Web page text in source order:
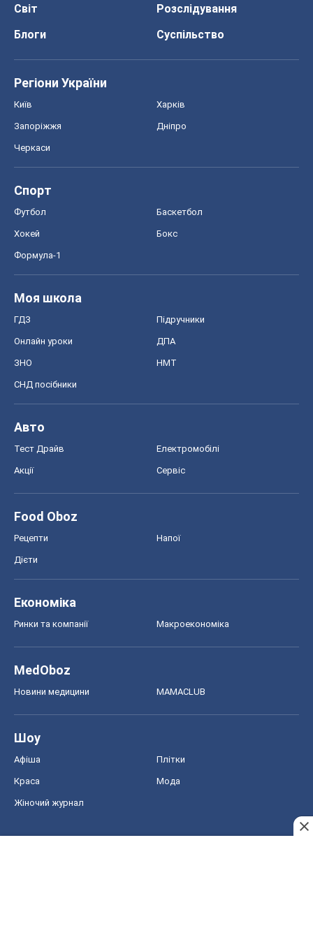
Світ
Розслідування
Блоги
Суспільство
Регіони України
Київ Харків
Запоріжжя Дніпро
Черкаси
Спорт
Футбол Баскетбол
Хокей Бокс
Формула-1
Моя школа
ГДЗ Підручники
Онлайн уроки ДПА
ЗНО НМТ
СНД посібники
Авто
Тест Драйв Електромобілі
Акції Сервіс
Food Oboz
Рецепти Напої
Дієти
Економіка
Ринки та компанії Макроекономіка
MedOboz
Новини медицини MAMACLUB
Шоу
Афіша Плітки
Краса Мода
Жіночий журнал